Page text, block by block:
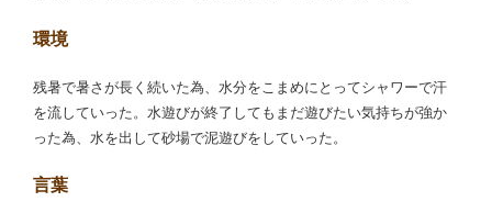
環境
残暑で暑さが長く続いた為、水分をこまめにとってシャワーで汗
を流していった。水遊びが終了してもまだ遊びたい気持ちが強か
った為、水を出して砂場で泥遊びをしていった。
言葉